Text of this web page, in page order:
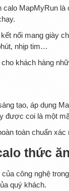
MapMyRun
nối mang giày
nhịp tim…
khách hàng
tạo, áp dụng
được coi là một
toàn chuẩn xác
thức
công nghệ
quý khách.